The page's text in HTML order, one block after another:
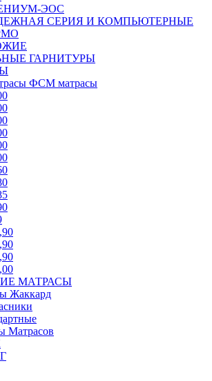
ЭОС
СЕРИЯ И КОМПЬЮТЕРНЫЕ
ГАРНИТУРЫ
ФСМ матрасы
МАТРАСЫ
Жаккард
Матрасов